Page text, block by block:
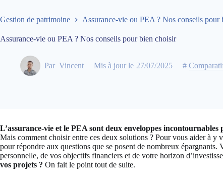
Gestion de patrimoine Assurance-vie ou PEA ? Nos conseils pour
Assurance-vie ou PEA ? Nos conseils pour bien choisir
Par Vincent Mis à jour le 27/07/2025 #
L’assurance-vie et le PEA sont deux enveloppes
Mais comment choisir entre ces deux solutions ? Pour vous aider à y
pour répondre aux questions que se posent de nombreux
personnelle, de vos objectifs financiers et de votre horizon
vos projets ? On fait le point tout de suite.